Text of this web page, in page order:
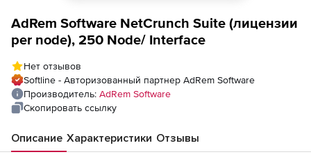
AdRem Software NetCrunch Suite (лицензии
per node), 250 Node/ Interface
Нет отзывов
Softline - Авторизованный партнер AdRem Software
Производитель: AdRem Software
Скопировать ссылку
Описание Характеристики Отзывы